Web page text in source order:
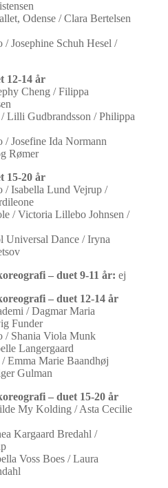
Odense / Clara Bertelsen
Josephine Schuh Hesel /
12-14 år
Cheng / Filippa
Lilli Gudbrandsson / Philippa
/ Josefine Ida Normann
Rømer
15-20 år
/ Isabella Lund Vejrup /
/ Victoria Lillebo Johnsen /
Universal Dance / Iryna
– duet 9-11 år: ej
– duet 12-14 år
/Dagmar Maria
Funder
/ Shania Viola Munk
Langergaard
Emma Marie Baandhøj
Gulman
– duet 15-20 år
My Kolding / Asta Cecilie
Kargaard Bredahl /
Voss Boes / Laura